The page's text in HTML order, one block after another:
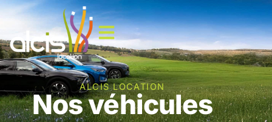
ALCIS LOCATION
Nos véhicules